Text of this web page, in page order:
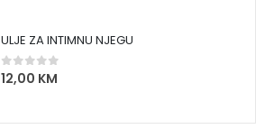
ULJE ZA INTIMNU NJEGU
0out of 5
12,00 KM